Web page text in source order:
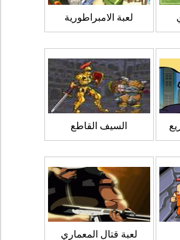
لعبة الامبراطورية
السيف القاطع
لعبة قتال المعماري